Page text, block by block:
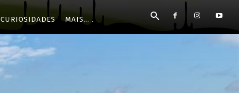
CURIOSIDADES MAIS...